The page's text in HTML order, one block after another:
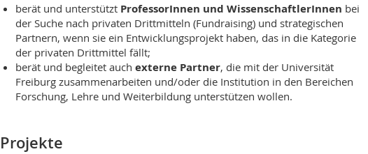
berät und unterstützt ProfessorInnen und WissenschaftlerInnen bei
der Suche nach privaten Drittmitteln (Fundraising) und strategischen
Partnern, wenn sie ein Entwicklungsprojekt haben, das in die Kategorie
der privaten Drittmittel fällt;
berät und begleitet auch externe Partner, die mit der Universität
Freiburg zusammenarbeiten und/oder die Institution in den Bereichen
Forschung, Lehre und Weiterbildung unterstützen wollen.
Projekte